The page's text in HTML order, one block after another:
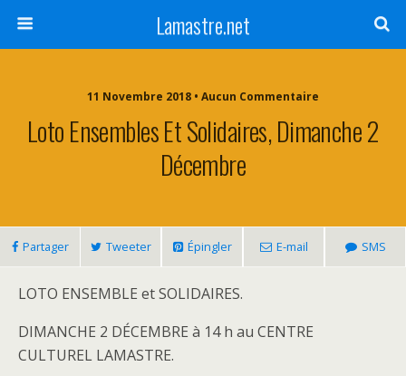
Lamastre.net
11 Novembre 2018 • Aucun Commentaire
Loto Ensembles Et Solidaires, Dimanche 2
Décembre
Partager Tweeter Épingler E-mail SMS
LOTO ENSEMBLE et SOLIDAIRES.
DIMANCHE 2 DÉCEMBRE à 14 h au CENTRE
CULTUREL LAMASTRE.